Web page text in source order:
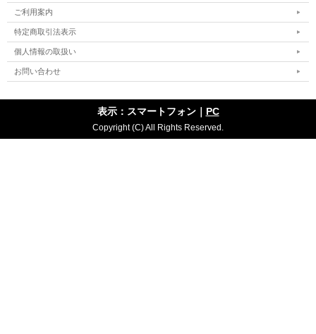
ご利用案内
特定商取引法表示
個人情報の取扱い
お問い合わせ
表示：スマートフォン｜ PC
Copyright (C) All Rights Reserved.